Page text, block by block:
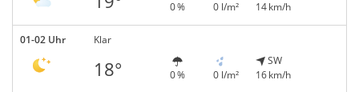
0 % 0 l/m²
14 km/h
01-02 Uhr Klar
18° 0 % 0 l/m²
SW
16 km/h